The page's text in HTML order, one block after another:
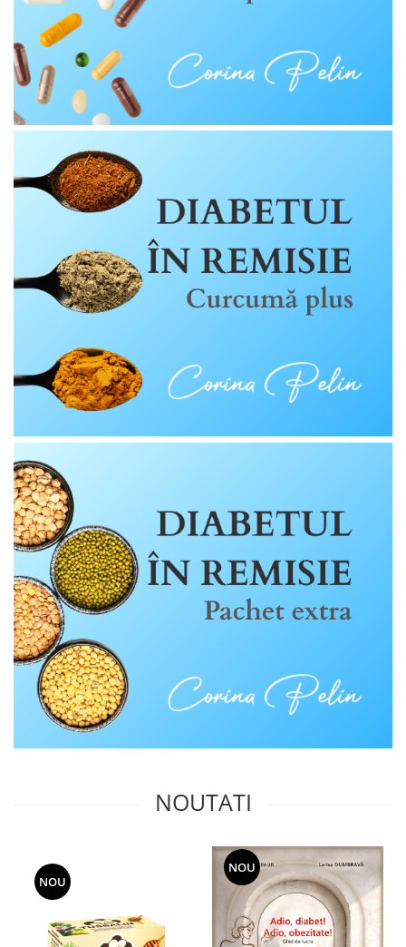
Sistemul circulator
Sistemul digestiv
Sistemul muscular
Sistemul nervos
Sistemul osos si articulatii
Sistemul respirator
Slăbit
Spasme digestive
Splina si pancreas
Stabilizare psiho-emoțională
Surmenaj școlar
Tensiunea arteriala
Tuse mixtă
Tuse productivă
Tuse seacă
Ulcer
Varice
Vene varicoase, tromboflebită
venoasă
VItaminizare
Vulvovaginita Candidozica
Îmbătrânire
Întineritor al pielii
Întreținere ten
NOUTATI
NOU
NOU